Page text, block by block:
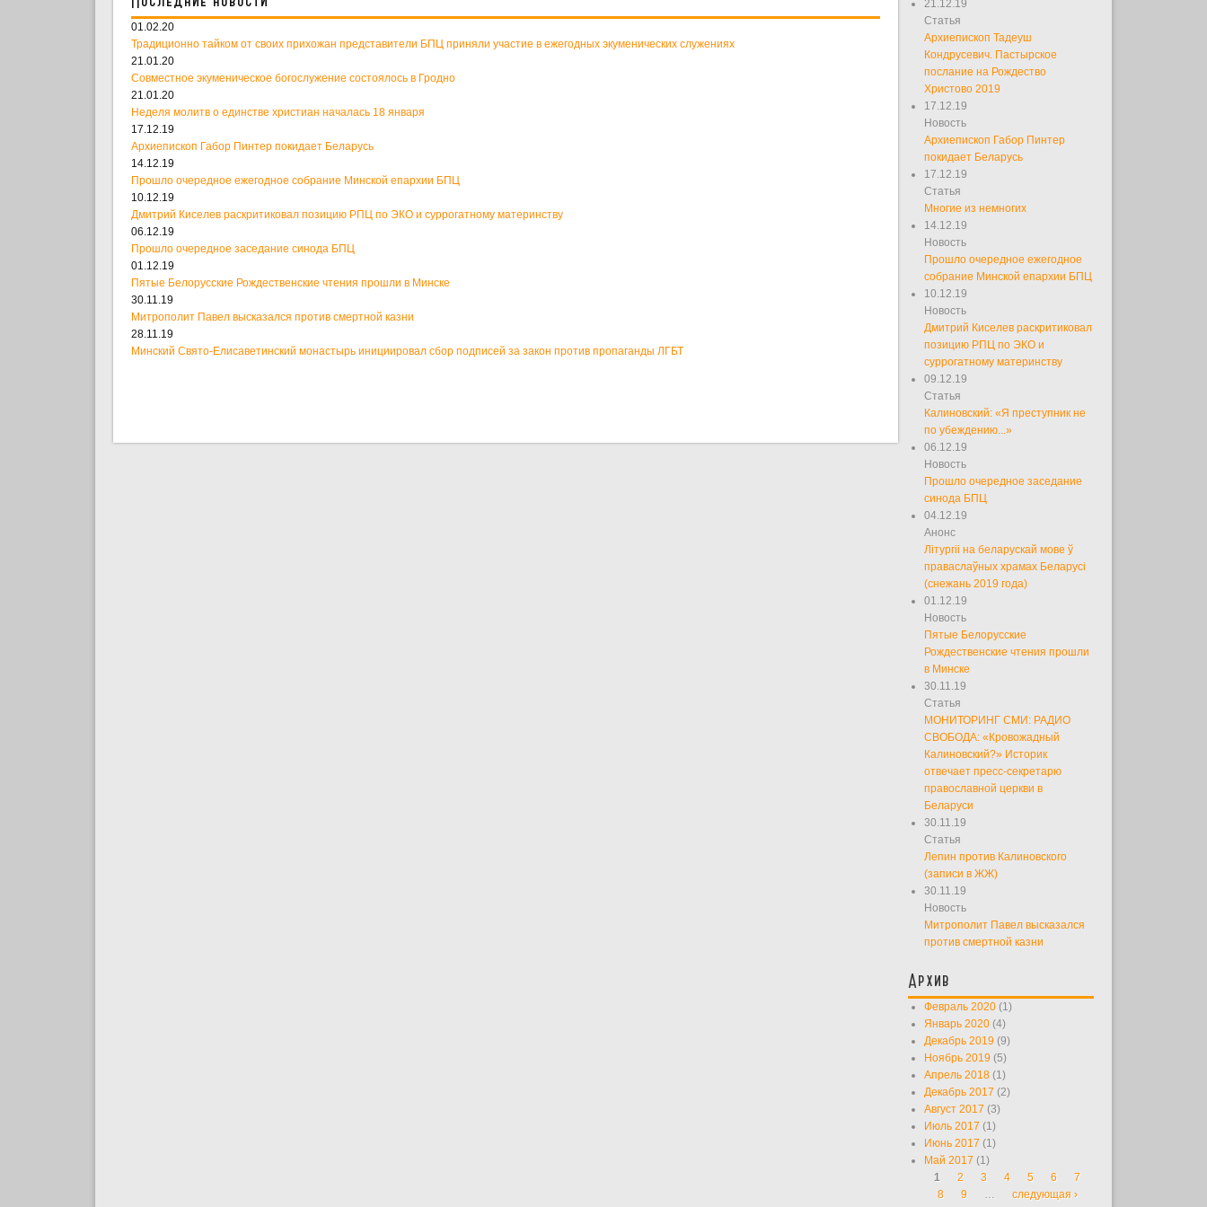
01.02.20
Традиционно тайком от своих прихожан представители БПЦ приняли участие в ежегодных экуменических служениях
21.01.20
Совместное экуменическое богослужение состоялось в Гродно
21.01.20
Неделя молитв о единстве христиан началась 18 января
17.12.19
Архиепископ Габор Пинтер покидает Беларусь
14.12.19
Прошло очередное ежегодное собрание Минской епархии БПЦ
10.12.19
Дмитрий Киселев раскритиковал позицию РПЦ по ЭКО и суррогатному материнству
06.12.19
Прошло очередное заседание синода БПЦ
01.12.19
Пятые Белорусские Рождественские чтения прошли в Минске
30.11.19
Митрополит Павел высказался против смертной казни
28.11.19
Минский Свято-Елисаветинский монастырь инициировал сбор подписей за закон против пропаганды ЛГБТ
21.12.19
Статья
Архиепископ Тадеуш
Кондрусевич. Пастырское
послание на Рождество
Христово 2019
17.12.19
Новость
Архиепископ Габор Пинтер
покидает Беларусь
17.12.19
Статья
Многие из немногих
14.12.19
Новость
Прошло очередное ежегодное
собрание Минской епархии БПЦ
10.12.19
Новость
Дмитрий Киселев раскритиковал
позицию РПЦ по ЭКО и
суррогатному материнству
09.12.19
Статья
Калиновский: «Я преступник не
по убеждению...»
06.12.19
Новость
Прошло очередное заседание
синода БПЦ
04.12.19
Анонс
Літургіі на беларускай мове ў
праваслаўных храмах Беларусі
(снежань 2019 года)
01.12.19
Новость
Пятые Белорусские
Рождественские чтения прошли
в Минске
30.11.19
Статья
МОНИТОРИНГ СМИ: РАДИО
СВОБОДА: «Кровожадный
Калиновский?» Историк
отвечает пресс-секретарю
православной церкви в
Беларуси
30.11.19
Статья
Лепин против Калиновского
(записи в ЖЖ)
30.11.19
Новость
Митрополит Павел высказался
против смертной казни
Архив
Февраль 2020 (1)
Январь 2020 (4)
Декабрь 2019 (9)
Ноябрь 2019 (5)
Апрель 2018 (1)
Декабрь 2017 (2)
Август 2017 (3)
Июль 2017 (1)
Июнь 2017 (1)
Май 2017 (1)
Страницы
1 2 3 4 5 6
7
8
9 …
следующая ›